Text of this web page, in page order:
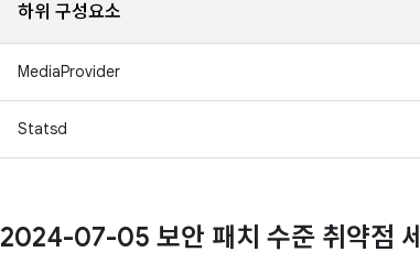
하위 구성요소
MediaProvider
Statsd
2024-07-05 보안 패치 수준 취약점